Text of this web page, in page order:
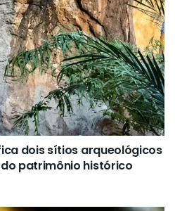
dois sítios arqueológicos
patrimônio histórico